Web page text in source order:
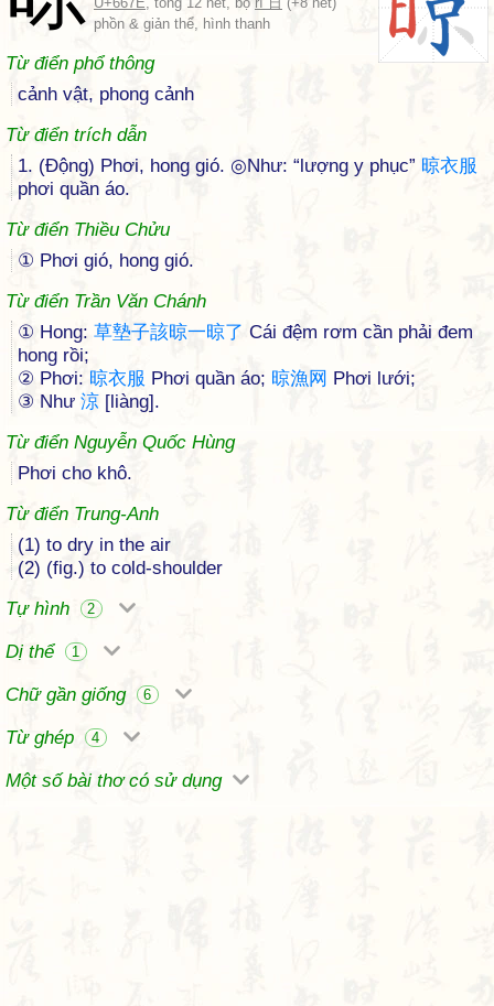
phồn & giản thể, hình thanh
Từ điển phổ thông
cảnh vật, phong cảnh
Từ điển trích dẫn
1. (Động) Phơi, hong gió. ◎Như: “lượng y phục” 晾衣服
phơi quần áo.
Từ điển Thiều Chửu
① Phơi gió, hong gió.
Từ điển Trần Văn Chánh
① Hong: 草墊子該晾一晾了 Cái đệm rơm cần phải đem
hong rồi;
② Phơi: 晾衣服 Phơi quần áo; 晾漁网 Phơi lưới;
③ Như 涼 [liàng].
Từ điển Nguyễn Quốc Hùng
Phơi cho khô.
Từ điển Trung-Anh
(1) to dry in the air
(2) (fig.) to cold-shoulder
Tự hình
2
Dị thể 1
Chữ gần giống 6
Từ ghép 4
Một số bài thơ có sử dụng